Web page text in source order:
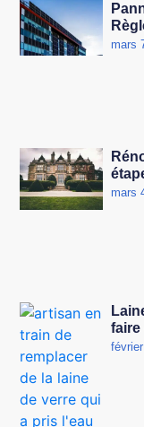
mars
mars
faire